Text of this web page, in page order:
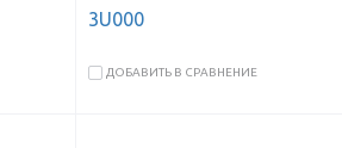
3U000
ДОБАВИТЬ В СРАВНЕНИЕ